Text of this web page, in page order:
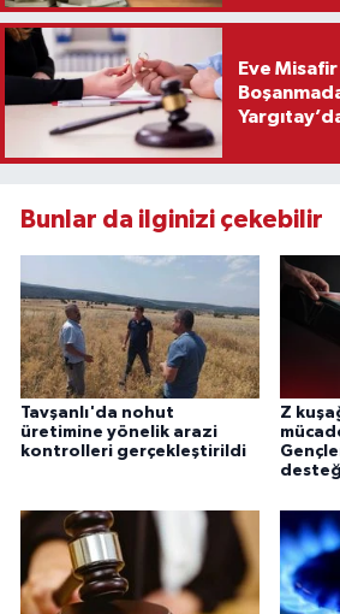
Eve
Bunlar da ilginizi çekebilir
Tavşanlı'da nohut
üretimine yönelik arazi
kontrolleri gerçekleştirildi
Z